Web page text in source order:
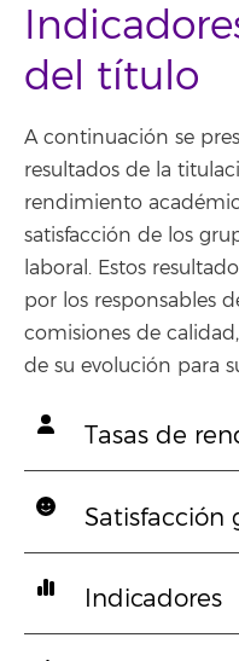
del título
A continuación se
resultados de la
rendimiento
satisfacción de los
laboral. Estos
por los responsables
comisiones de
de su evolución para
Tasas de
Satisfacción
Indicadores